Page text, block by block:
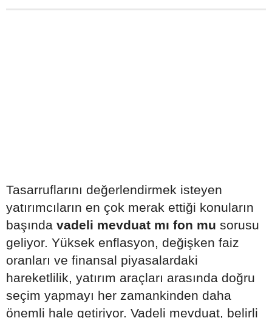
Tasarruflarını değerlendirmek isteyen
yatırımcıların en çok merak ettiği konuların
başında vadeli mevduat mı fon mu sorusu
geliyor. Yüksek enflasyon, değişken faiz
oranları ve finansal piyasalardaki
hareketlilik, yatırım araçları arasında doğru
seçim yapmayı her zamankinden daha
önemli hale getiriyor. Vadeli mevduat, belirli